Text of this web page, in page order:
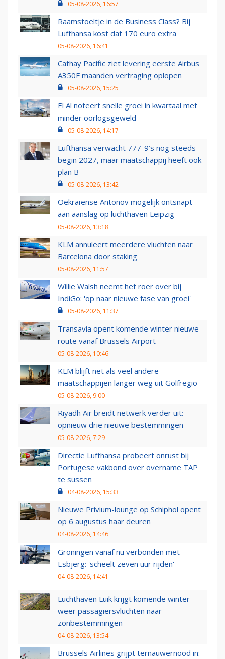
05-08-2026, 16:57
Raamstoeltje in de Business Class? Bij
Lufthansa kost dat 170 euro extra
05-08-2026, 16:41
Cathay Pacific ziet levering eerste Airbus
A350F maanden vertraging oplopen
05-08-2026, 15:25
El Al noteert snelle groei in kwartaal met
minder oorlogsgeweld
05-08-2026, 14:17
Lufthansa verwacht 777-9’s nog steeds
begin 2027, maar maatschappij heeft ook
plan B
05-08-2026, 13:42
Oekraïense Antonov mogelijk ontsnapt
aan aanslag op luchthaven Leipzig
05-08-2026, 13:18
KLM annuleert meerdere vluchten naar
Barcelona door staking
05-08-2026, 11:57
Willie Walsh neemt het roer over bij
IndiGo: 'op naar nieuwe fase van groei'
05-08-2026, 11:37
Transavia opent komende winter nieuwe
route vanaf Brussels Airport
05-08-2026, 10:46
KLM blijft net als veel andere
maatschappijen langer weg uit Golfregio
05-08-2026, 9:00
Riyadh Air breidt netwerk verder uit:
opnieuw drie nieuwe bestemmingen
05-08-2026, 7:29
Directie Lufthansa probeert onrust bij
Portugese vakbond over overname TAP
te sussen
04-08-2026, 15:33
Nieuwe Privium-lounge op Schiphol opent
op 6 augustus haar deuren
04-08-2026, 14:46
Groningen vanaf nu verbonden met
Esbjerg: 'scheelt zeven uur rijden'
04-08-2026, 14:41
Luchthaven Luik krijgt komende winter
weer passagiersvluchten naar
zonbestemmingen
04-08-2026, 13:54
Brussels Airlines grijpt ternauwernood in: